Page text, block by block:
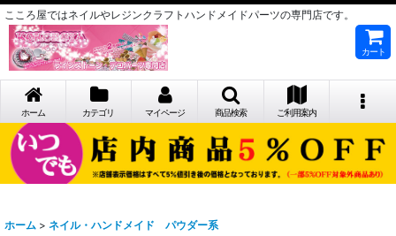
こころ屋ではネイルやレジンクラフトハンドメイドパーツの専門店です。
カート
ホーム カテゴリ マイページ 商品検索 ご利用案内
ホーム > ネイル・ハンドメイド パウダー系